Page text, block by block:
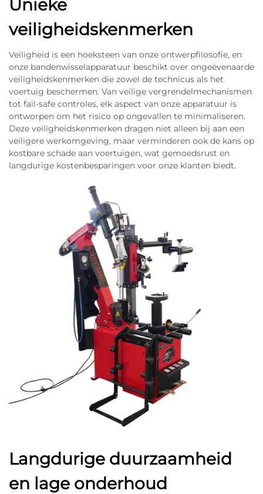
Unieke
veiligheidskenmerken
Veiligheid is een hoeksteen van onze ontwerpfilosofie, en
onze bandenwisselapparatuur beschikt over ongeëvenaarde
veiligheidskenmerken die zowel de technicus als het
voertuig beschermen. Van veilige vergrendelmechanismen
tot fail-safe controles, elk aspect van onze apparatuur is
ontworpen om het risico op ongevallen te minimaliseren.
Deze veiligheidskenmerken dragen niet alleen bij aan een
veiligere werkomgeving, maar verminderen ook de kans op
kostbare schade aan voertuigen, wat gemoedsrust en
langdurige kostenbesparingen voor onze klanten biedt.
Langdurige duurzaamheid
en lage onderhoud